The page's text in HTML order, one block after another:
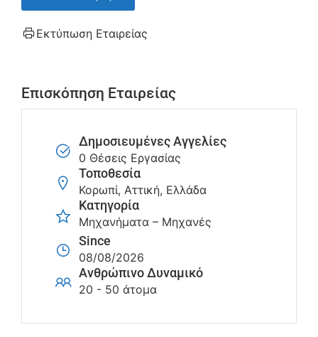
Εκτύπωση Εταιρείας
Επισκόπηση Εταιρείας
Δημοσιευμένες Αγγελίες
0 Θέσεις Εργασίας
Τοποθεσία
Κορωπί, Αττική, Ελλάδα
Κατηγορία
Μηχανήματα – Μηχανές
Since
08/08/2026
Ανθρώπινο Δυναμικό
20 - 50 άτομα